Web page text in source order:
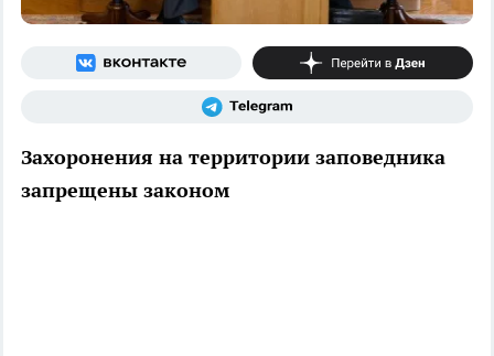
Захоронения на территории заповедника
запрещены законом